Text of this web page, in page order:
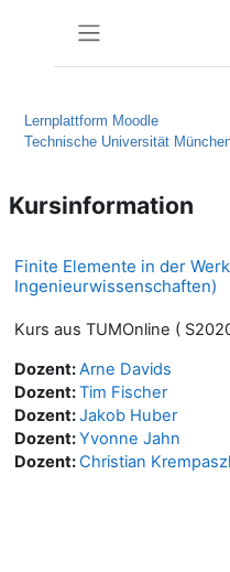
Lernplattform Moodle
Technische Universität
Kursinformation
Finite Elemente in der
Ingenieurwissenschaften)
Kurs aus TUMOnline (
Dozent:Arne Davids
Dozent:Tim Fischer
Dozent:Jakob Huber
Dozent:Yvonne Jahn
Dozent:Christian